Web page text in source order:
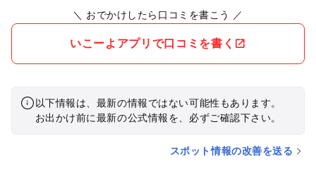
屋、理科の内容を少し体験できるような物が置いてました。内
容は小学生向けですが、幼稚園児生と思われる子たちも楽しそ
うに遊んでました。 平日に行ったのでプラネタリウムはやって
いませんでした。また調べて行ってみたいと思います。 【施設
小学生以上〜100円、幼児無料 （プラネタリウム）：小学生以
上〜400円、幼児無料（※休日のみ、詳しくはHP参照） 駐車
休日は幼児、小学生向けのイベントあり
＼ おでかけしたら口コミを書こう ／
いこーよアプリで口コミを書く
以下情報は、最新の情報ではない可能性もあります。
お出かけ前に最新の公式情報を、必ずご確認下さい。
スポット情報の改善を送る